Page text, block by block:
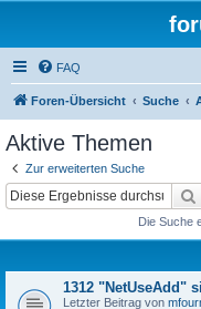
FAQ
Foren-Übersicht Suche
Aktive Themen
Zur erweiterten Suche
Die Suche
1312 "NetUseAdd"
Letzter Beitrag von